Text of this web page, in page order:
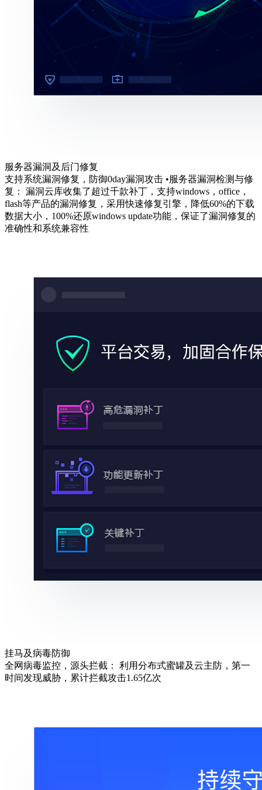
服务器漏洞及后门修复
支持系统漏洞修复，防御0day漏洞攻击 •服务器漏洞检测与修
复： 漏洞云库收集了超过千款补丁，支持windows，office，
flash等产品的漏洞修复，采用快速修复引擎，降低60%的下载
数据大小，100%还原windows update功能，保证了漏洞修复的
准确性和系统兼容性
挂马及病毒防御
全网病毒监控，源头拦截： 利用分布式蜜罐及云主防，第一
时间发现威胁，累计拦截攻击1.65亿次